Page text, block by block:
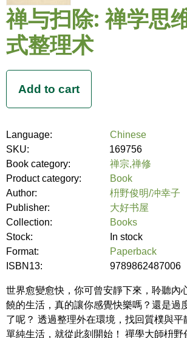
禅与扫除: 禅学思
式整理术
Language:
Chinese
SKU:
169756
Book category:
禅宗,禅修
Product category:
Book
Author:
枡野俊明/冲幸子
Publisher:
大好书屋
Collection:
Books
Stock:
In stock
Format:
Paperback
ISBN13:
9789862487006
世界愈變愈快，你可曾安靜下來，聆聽內
饒的生活，真的讓你感覺快樂嗎？還是過
了呢？ 透過整理外在環境，找回質樸與
單純生活，就從此刻開始！ 禪學大師枡野